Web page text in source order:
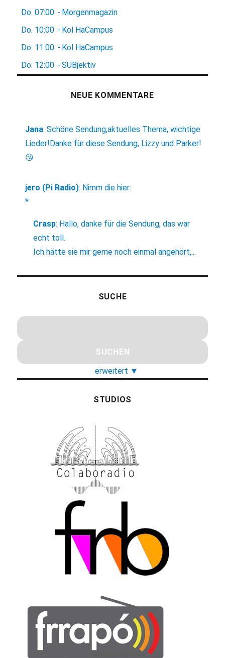
Do. 07:00 - Morgenmagazin
Do. 10:00 - Kol HaCampus
Do. 11:00 - Kol HaCampus
Do. 12:00 - SUBjektiv
NEUE KOMMENTARE
Jana:Schöne Sendung,aktuelles Thema, wichtige
Lieder!Danke für diese Sendung, Lizzy und Parker!
😘
jero (Pi Radio): Nimm die hier:
*
Crasp: Hallo, danke für die Sendung, das war
echt toll.
Ich hätte sie mir gerne noch einmal angehört,...
SUCHE
erweitert ▼
STUDIOS